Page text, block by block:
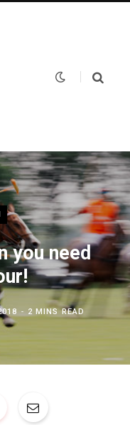
you need
2 MINS READ